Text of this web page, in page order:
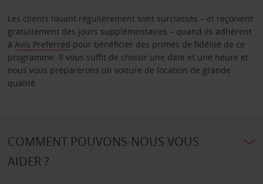
Les clients louant régulièrement sont surclassés – et reçoivent
gratuitement des jours supplémentaires – quand ils adhèrent
à Avis Preferred pour bénéficier des primes de fidélité de ce
programme. Il vous suffit de choisir une date et une heure et
nous vous préparerons un voiture de location de grande
qualité.
COMMENT POUVONS-NOUS VOUS
AIDER ?